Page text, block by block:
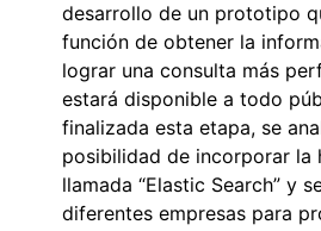
desarrollo de un prototipo
función de obtener la
lograr una consulta más
estará disponible a todo
finalizada esta etapa, se
posibilidad de incorporar la
llamada “Elastic Search” y
diferentes empresas para